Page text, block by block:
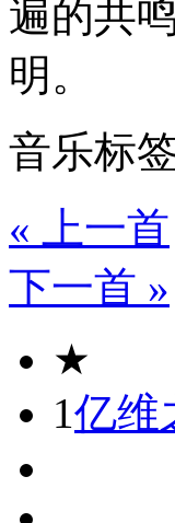
遍的共
明。
音乐标签
« 上一首
下一首 »
★
1亿维